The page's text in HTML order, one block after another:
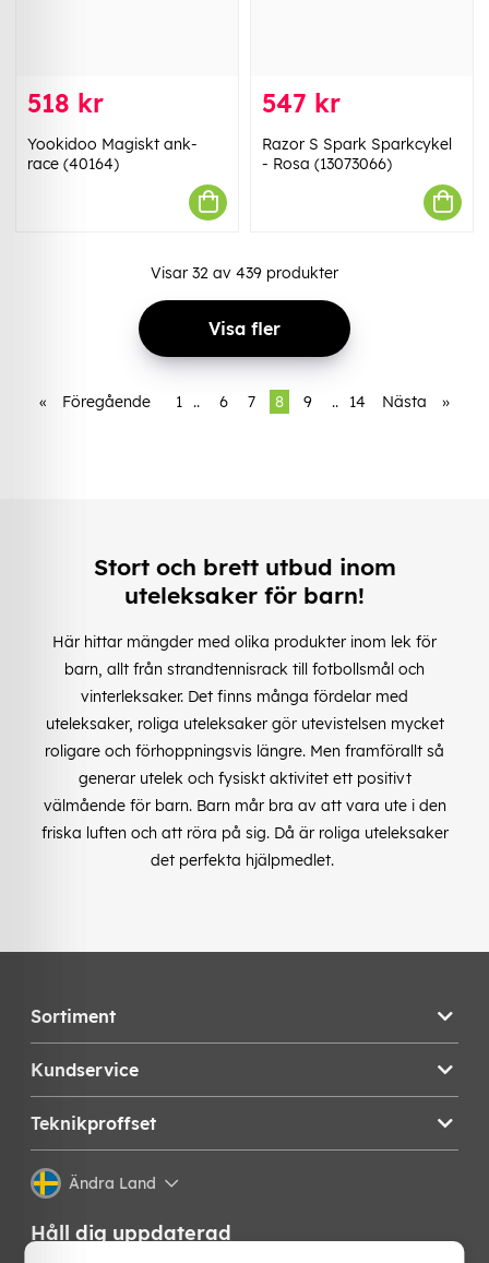
518 kr
Yookidoo Magiskt ank-
race (40164)
547 kr
Razor S Spark Sparkcykel
- Rosa (13073066)
Visar 32 av 439 produkter
Visa fler
« Föregående 1 .. 6 7 8 9 .. 14 Nästa »
Stort och brett utbud inom
uteleksaker för barn!
Här hittar mängder med olika produkter inom lek för
barn, allt från strandtennisrack till fotbollsmål och
vinterleksaker. Det finns många fördelar med
uteleksaker, roliga uteleksaker gör utevistelsen mycket
roligare och förhoppningsvis längre. Men framförallt så
generar utelek och fysiskt aktivitet ett positivt
välmående för barn. Barn mår bra av att vara ute i den
friska luften och att röra på sig. Då är roliga uteleksaker
det perfekta hjälpmedlet.
Sortiment
Kundservice
Teknikproffset
Ändra Land
Håll dig uppdaterad